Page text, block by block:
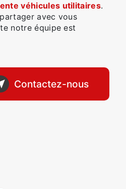
véhicules utilitaires.
avec vous
notre équipe est
Contactez-nous